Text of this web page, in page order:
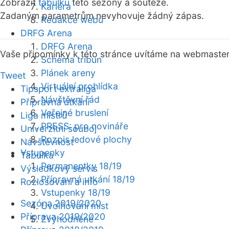
Kariéra
Redakce webu
DRFG Arena
DRFG Arena
Schéma tribun
Plánek areny
Virtuální prohlídka
Návštěvní řád
Veřejné bruslení
PRESS: pro novináře
Rozpis ledové plochy
Vstupenky
Permanentky 18/19
Přípravná utkání 18/19
Vstupenky 18/19
Uvolňování míst
Zvýhodněné
Zobrazit tabulku této sezóny a soutěže.
Zadaným parametrům nevyhovuje žádný zápas.
Vaše připomínky k této stránce uvítáme na webmaster
Tweet
Tipsport extraliga
Přípravná utkání
Liga mistrů
Univerzitní souboj
Návštěvnost
Tabulka
Výsledkový servis
Rozlosování a info
Sezóna 2019/2020
Příprava 2019/2020